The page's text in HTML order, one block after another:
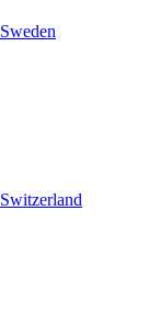
Sweden
Switzerland